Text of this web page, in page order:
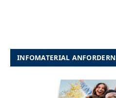
INFOMATERIAL ANFORDERN